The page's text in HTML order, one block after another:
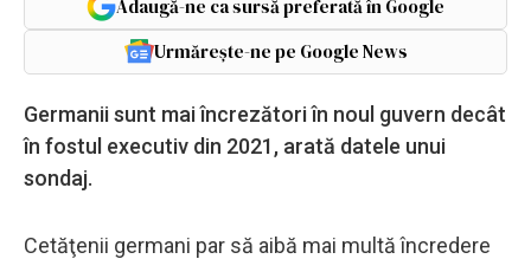
Adaugă-ne ca sursă preferată în Google
Urmărește-ne pe Google News
Germanii sunt mai încrezători în noul guvern decât
în fostul executiv din 2021, arată datele unui
sondaj.
Cetăţenii germani par să aibă mai multă încredere